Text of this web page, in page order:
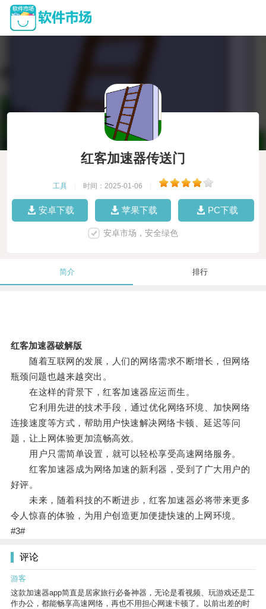
红客加速器传送门
工具 时间：2025-01-06
安卓下载 苹果下载 PC下载
安卓市场，安全绿色
简介 排行
红客加速器破解版
随着互联网的发展，人们的网络需求不断增长，但网络
瓶颈问题也越来越突出。
在这样的背景下，红客加速器应运而生。
它利用先进的技术手段，通过优化网络环境、加快网络
连接速度等方式，帮助用户快速解决网络卡顿、延迟等问
题，让上网体验更加流畅高效。
用户只需简单设置，就可以轻松享受高速网络服务。
红客加速器成为网络加速的新利器，受到了广大用户的
好评。
未来，随着科技的不断进步，红客加速器必将带来更多
令人惊喜的体验，为用户创造更加便捷快速的上网环境。
#3#
评论
游客
这款加速器app简直是居家旅行必备神器，无论是看视频、玩游戏还是工
作办公，都能畅享高速网络，再也不用担心网速卡顿了。以前出差的时